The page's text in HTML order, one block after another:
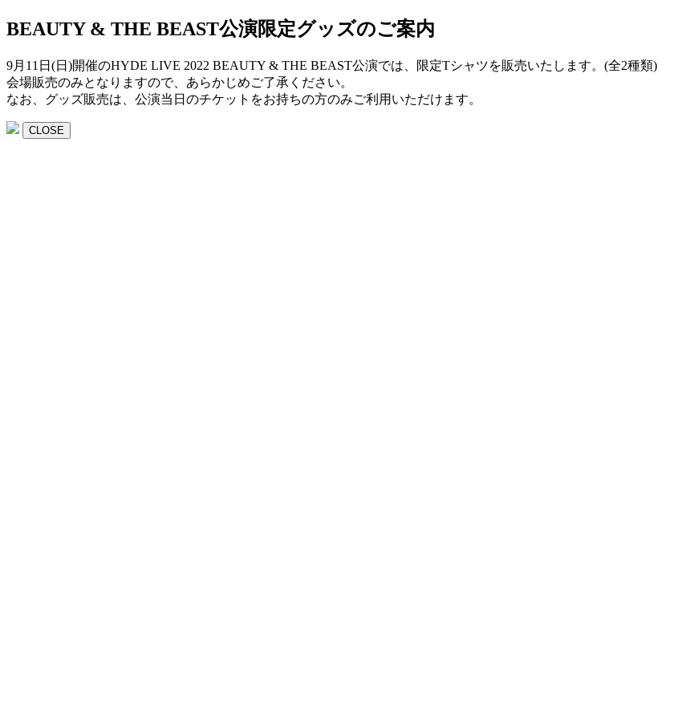
BEAUTY & THE BEAST公演限定グッズのご案内
9月11日(日)開催のHYDE LIVE 2022 BEAUTY & THE BEAST公演では、限定Tシャツを販売いたします。(全2種類)
会場販売のみとなりますので、あらかじめご了承ください。
なお、グッズ販売は、公演当日のチケットをお持ちの方のみご利用いただけます。
CLOSE